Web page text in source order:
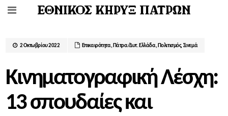
2 Οκτωβρίου 2022 Επικαιρότητα, Πάτρα/Δυτ. Ελλάδα, Πολιτισμός,Σινεμά
Κινηματογραφική Λέσχη:
13 σπουδαίες και